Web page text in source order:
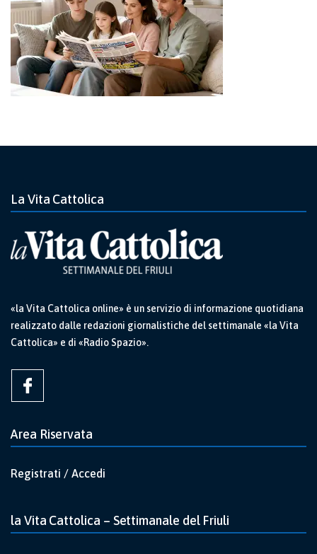
La Vita Cattolica
«la Vita Cattolica online» è un servizio di informazione quotidiana
realizzato dalle redazioni giornalistiche del settimanale «la Vita
Cattolica» e di «Radio Spazio».
Area Riservata
Registrati / Accedi
la Vita Cattolica – Settimanale del Friuli